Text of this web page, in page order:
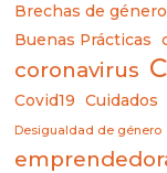
Brechas de género
Buenas Prácticas
coronavirus
Covid19 Cuidados
Desigualdad de género